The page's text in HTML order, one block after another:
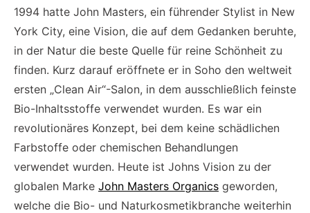
1994 hatte John Masters, ein führender Stylist in New
York City, eine Vision, die auf dem Gedanken beruhte,
in der Natur die beste Quelle für reine Schönheit zu
finden. Kurz darauf eröffnete er in Soho den weltweit
ersten „Clean Air“-Salon, in dem ausschließlich feinste
Bio-Inhaltsstoffe verwendet wurden. Es war ein
revolutionäres Konzept, bei dem keine schädlichen
Farbstoffe oder chemischen Behandlungen
verwendet wurden. Heute ist Johns Vision zu der
globalen Marke John Masters Organics geworden,
welche die Bio- und Naturkosmetikbranche weiterhin